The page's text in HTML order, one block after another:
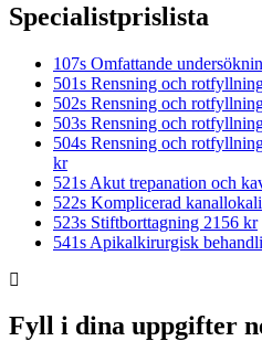
Specialistprislista
107s Omfattande
501s Rensning och
502s Rensning och
503s Rensning och
504s Rensning och
kr
521s Akut trepanation och
522s Komplicerad
523s Stiftborttagning 2156 kr
541s Apikalkirurgisk
Fyll i dina uppgifter